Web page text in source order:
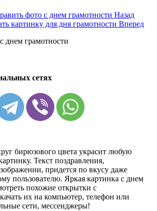
фото с днем грамотности Назад
картинку для дня грамотности Вперед
сетях
бирюзового цвета украсит любую
Текст поздравления,
придется по вкусу даже
пользователю. Яркая картинка с днем
похожие открытки с
их на компьютер, телефон или
сети, мессенджеры!